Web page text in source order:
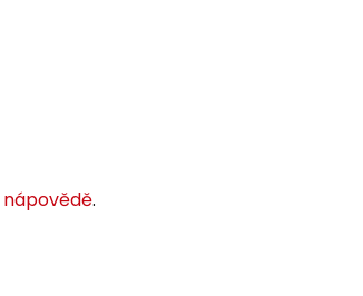
nápovědě.